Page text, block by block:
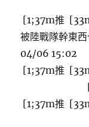
[m
[1;37m推
被陸戰隊幹東
04/06 15:02
[1;37m推
[m 04/
[1;37m推
[m